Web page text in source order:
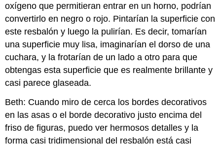
oxígeno que permitieran entrar en un horno, podrían
convertirlo en negro o rojo. Pintarían la superficie con
este resbalón y luego la pulirían. Es decir, tomarían
una superficie muy lisa, imaginarían el dorso de una
cuchara, y la frotarían de un lado a otro para que
obtengas esta superficie que es realmente brillante y
casi parece glaseada.
Beth: Cuando miro de cerca los bordes decorativos
en las asas o el borde decorativo justo encima del
friso de figuras, puedo ver hermosos detalles y la
forma casi tridimensional del resbalón está casi